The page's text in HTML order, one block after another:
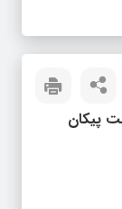
پیکان